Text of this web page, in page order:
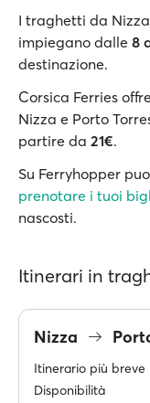
I traghetti da
impiegano dalle 8
destinazione.
Corsica Ferries
Nizza e Porto
partire da 21€.
Su Ferryhopper
prenotare i tuoi
nascosti.
Itinerari in
Nizza
Itinerario più breve
Disponibilità